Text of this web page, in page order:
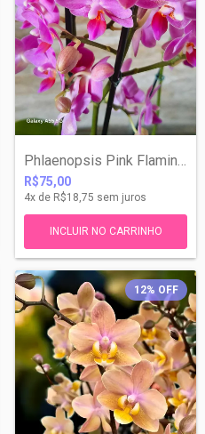
Phlaenopsis Pink Flamingo
R$75,00
4x de R$18,75 sem juros
12% OFF